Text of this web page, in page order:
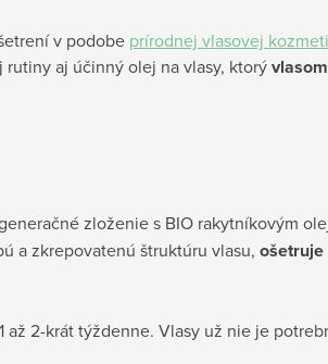
v podobe prírodnej vlasovej
aj účinný olej na vlasy, ktorývlasom
zloženie s BIO rakytníkovým
a zkrepovatenú štruktúru vlasu, ošetruje
2-krát týždenne. Vlasy už nie je